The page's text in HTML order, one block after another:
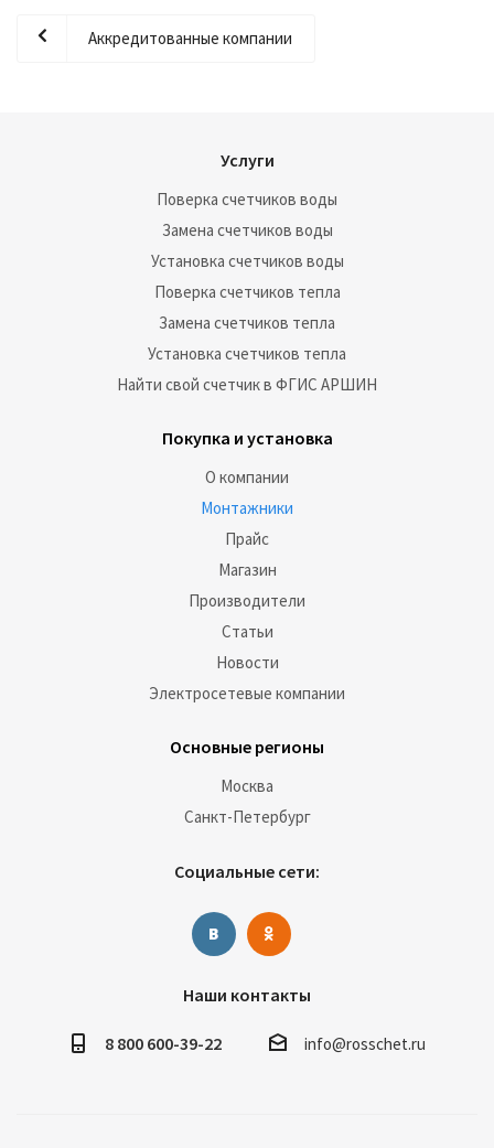
Аккредитованные компании
Услуги
Поверка счетчиков воды
Замена счетчиков воды
Установка счетчиков воды
Поверка счетчиков тепла
Замена счетчиков тепла
Установка счетчиков тепла
Найти свой счетчик в ФГИС АРШИН
Покупка и установка
О компании
Монтажники
Прайс
Магазин
Производители
Статьи
Новости
Электросетевые компании
Основные регионы
Москва
Санкт-Петербург
Социальные сети:
Наши контакты
8 800 600-39-22 info@rosschet.ru